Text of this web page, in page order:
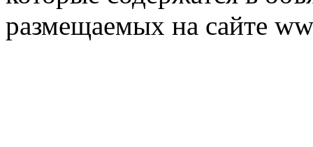
размещаемых на сайте